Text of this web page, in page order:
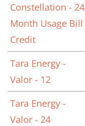
Constellation - 24
Month Usage Bill
Credit
Tara Energy -
Valor - 12
Tara Energy -
Valor - 24